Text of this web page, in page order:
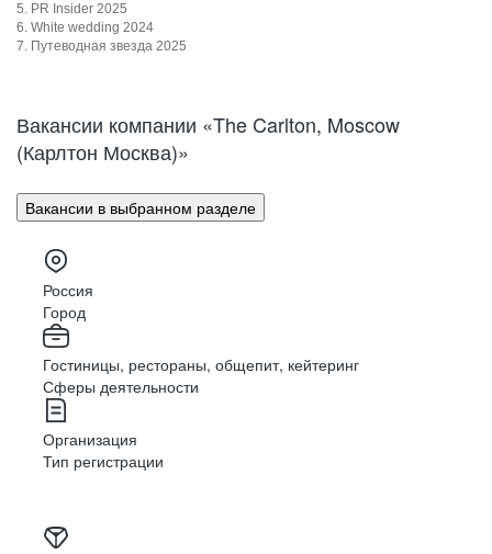
5. PR Insider 2025
6. White wedding 2024
7. Путеводная звезда 2025
Вакансии компании «The Carlton, Moscow
(Карлтон Москва)»
Вакансии в выбранном разделе
Россия
Город
Гостиницы, рестораны, общепит, кейтеринг
Сферы деятельности
Организация
Тип регистрации